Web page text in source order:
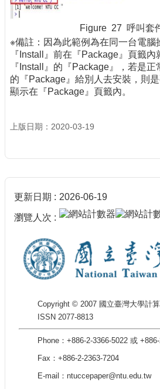
Figure 27 呼叫套
※備註：因為此範例為在同一台電腦
『Install』前在『Package』頁籤內
『Install』的『Package』，若是
的『Package』給別人去安裝，則
顯示在『Package』頁籤內。
上版日期：2020-03-19
更新日期 2026-06-19
瀏覽人次
Copyright © 2007 國立臺灣大學計算
ISSN 2077-8813
Phone：+886-2-3366-5022 或 +886-
Fax：+886-2-2363-7204
E-mail：ntuccepaper@ntu.edu.tw